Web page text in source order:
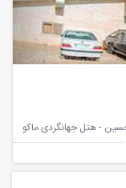
حسین - هتل جهانگردی ماکو